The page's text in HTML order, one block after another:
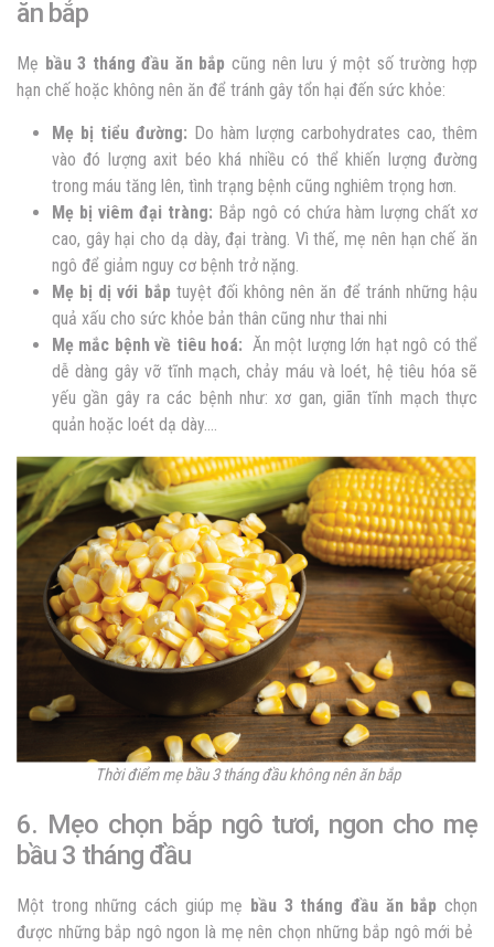
ăn bắp
Mẹ bầu 3 tháng đầu ăn bắp cũng nên lưu ý một số trường hợp
hạn chế hoặc không nên ăn để tránh gây tổn hại đến sức khỏe:
Mẹ bị tiểu đường: Do hàm lượng carbohydrates cao, thêm
vào đó lượng axit béo khá nhiều có thể khiến lượng đường
trong máu tăng lên, tình trạng bệnh cũng nghiêm trọng hơn.
Mẹ bị viêm đại tràng: Bắp ngô có chứa hàm lượng chất xơ
cao, gây hại cho dạ dày, đại tràng. Vì thế, mẹ nên hạn chế ăn
ngô để giảm nguy cơ bệnh trở nặng.
Mẹ bị dị với bắp tuyệt đối không nên ăn để tránh những hậu
quả xấu cho sức khỏe bản thân cũng như thai nhi
Mẹ mắc bệnh về tiêu hoá: Ăn một lượng lớn hạt ngô có thể
dễ dàng gây vỡ tĩnh mạch, chảy máu và loét, hệ tiêu hóa sẽ
yếu gần gây ra các bệnh như: xơ gan, giãn tĩnh mạch thực
quản hoặc loét dạ dày….
Thời điểm mẹ bầu 3 tháng đầu không nên ăn bắp
6. Mẹo chọn bắp ngô tươi, ngon cho mẹ
bầu 3 tháng đầu
Một trong những cách giúp mẹ bầu 3 tháng đầu ăn bắp chọn
được những bắp ngô ngon là mẹ nên chọn những bắp ngô mới bẻ